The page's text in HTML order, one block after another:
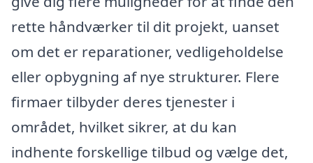
rette håndværker til dit projekt, uanset
om det er reparationer, vedligeholdelse
eller opbygning af nye strukturer. Flere
firmaer tilbyder deres tjenester i
området, hvilket sikrer, at du kan
indhente forskellige tilbud og vælge det,